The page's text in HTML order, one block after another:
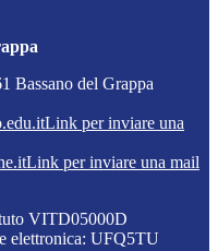
Bassano del Grappa
Link per inviare una
Link per inviare una mail
VITD05000D
elettronica: UFQ5TU